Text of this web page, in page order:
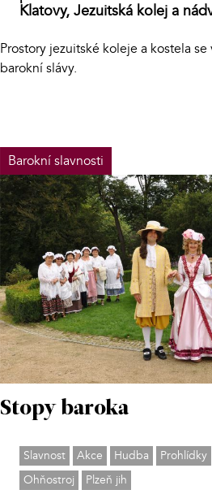
Klatovy, Jezuitská kolej a
Prostory jezuitské koleje a kostela se
barokní slávy.
Barokní slavnosti
Stopy baroka
Slavnost Akce Hudba Prohlídky
Ohňostroj
Plzeň jih